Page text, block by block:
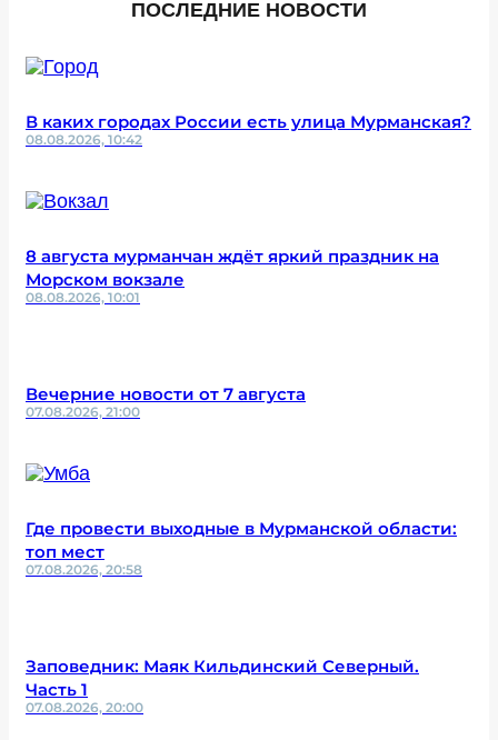
ПОСЛЕДНИЕ НОВОСТИ
В каких городах России есть улица Мурманская?
08.08.2026, 10:42
8 августа мурманчан ждёт яркий праздник на
Морском вокзале
08.08.2026, 10:01
Вечерние новости от 7 августа
07.08.2026, 21:00
Где провести выходные в Мурманской области:
топ мест
07.08.2026, 20:58
Заповедник: Маяк Кильдинский Северный.
Часть 1
07.08.2026, 20:00